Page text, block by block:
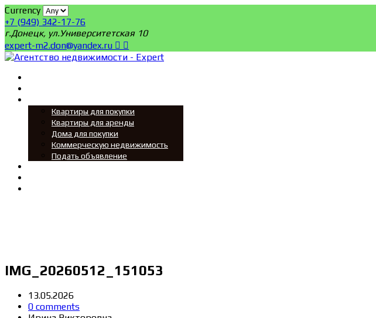
Currency
+7 (949) 342-17-76
г.Донецк, ул.Университетская 10
expert-m2.don@yandex.ru
Квартиры для покупки
Квартиры для аренды
Дома для покупки
Коммерческую недвижимость
Подать объявление
IMG_20260512_151053
13.05.2026
0 comments